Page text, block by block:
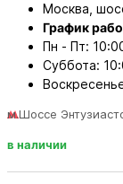
Москва,
График
Пн - Пт:
Суббота:
м.Шоссе
в наличии